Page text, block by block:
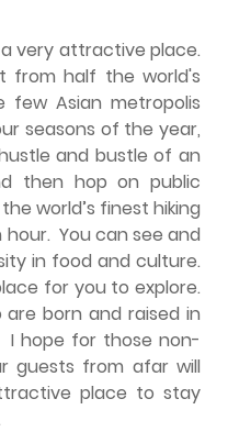
very attractive place.
from half the world's
Asian metropolis
seasons of the year,
and bustle of an
then hop on public
world’s finest hiking
You can see and
in food and culture.
for you to explore.
are born and raised in
I hope for those non-
guests from afar will
place to stay